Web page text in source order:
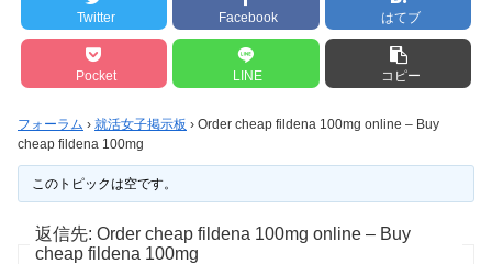
Twitter Facebook はてブ
Pocket LINE コピー
フォーラム › 就活女子掲示板 › Order cheap fildena 100mg online – Buy
cheap fildena 100mg
このトピックは空です。
返信先: Order cheap fildena 100mg online – Buy
cheap fildena 100mg